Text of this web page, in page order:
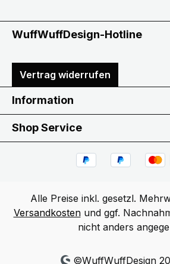
WuffWuffDesign-Hotline
Vertrag widerrufen
Information
Shop Service
Alle Preise inkl. gesetzl.
Versandkostenund ggf.
nicht anders
©WuffWuffDesign